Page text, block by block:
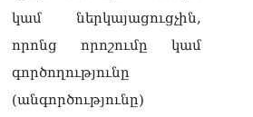
կամ ներկայացուցչին,
որոնց որոշումը կամ
գործողությունը
(անգործությունը)